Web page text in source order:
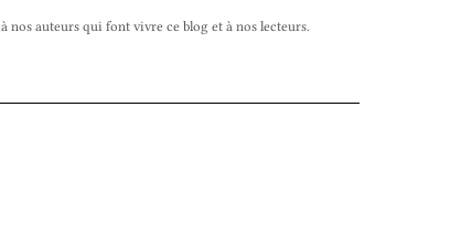
nos auteurs qui font vivre ce blog et à nos lecteurs.